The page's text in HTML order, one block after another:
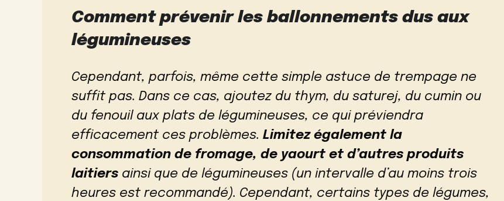
Comment prévenir les ballonnements dus aux
légumineuses
Cependant, parfois, même cette simple astuce de trempage ne
suffit pas. Dans ce cas, ajoutez du thym, du saturej, du cumin ou
du fenouil aux plats de légumineuses, ce qui préviendra
efficacement ces problèmes. Limitez également la
consommation de fromage, de yaourt et d’autres produits
laitiers ainsi que de légumineuses (un intervalle d’au moins trois
heures est recommandé). Cependant, certains types de légumes,